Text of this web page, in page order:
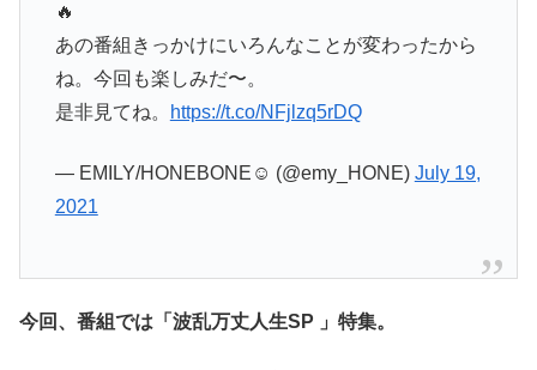
🔥
あの番組きっかけにいろんなことが変わったから
ね。今回も楽しみだ〜。
是非見てね。
https://t.co/NFjlzq5rDQ
— EMILY/HONEBONE☺︎ (@emy_HONE) July 19,
2021
今回、番組では「波乱万丈人生SP 」特集。